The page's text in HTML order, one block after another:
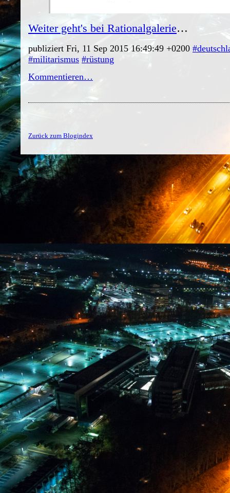
Weiter geht's bei Rationalgalerie…
publiziert Fri, 11 Sep 2015 16:49:49 +0200
#militarismus #rüstung
Kommentieren…
Zurück zum Blogindex